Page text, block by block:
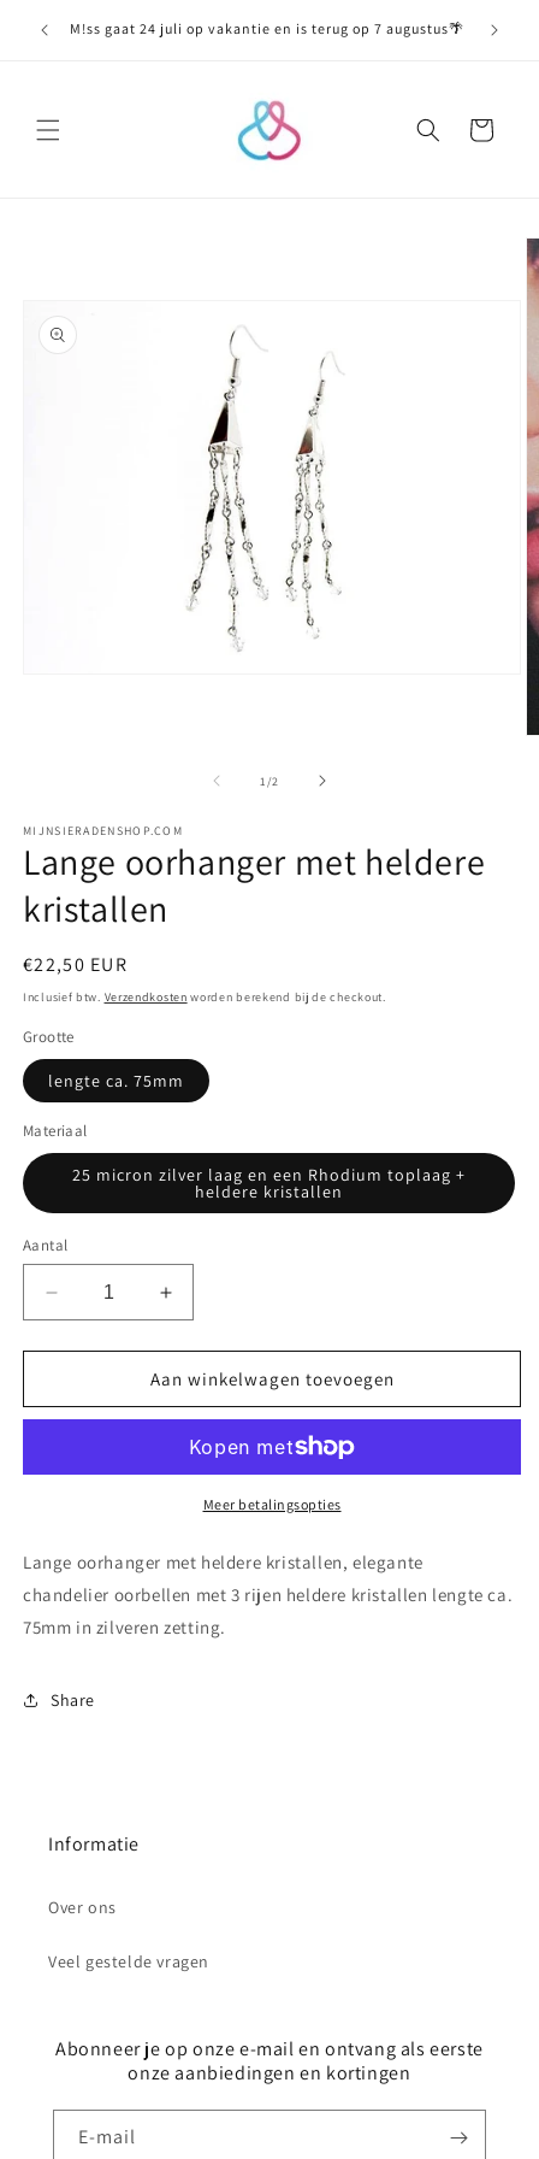
naar deM!ss gaat 24 juli op vakantie en is terug op 7 augustus🌴
Winkelwagen
1 /van
2
MIJNSIERADENSHOP.COM
Lange oorhanger met heldere
kristallen
Normale
prijs
€22,50 EUR
Inclusief btw. Verzendkosten worden berekend bij de checkout.
Grootte
lengte ca. 75mm
Materiaal
25 micron zilver laag en een Rhodium toplaag +
heldere kristallen
Aantal
Aantal
verlagen
voor
oorhanger
kristallen
Aantal
verhogen
voor
Lange
oorhanger
heldere
kristallen
Aan winkelwagen toevoegen
Meer betalingsopties
Lange oorhanger met heldere kristallen, elegante
chandelier oorbellen met 3 rijen heldere kristallen lengte ca.
75mm in zilveren zetting.
Share
Informatie
Over ons
Veel gestelde vragen
Abonneer je op onze e-mail en ontvang als eerste
onze aanbiedingen en kortingen
E‑mail